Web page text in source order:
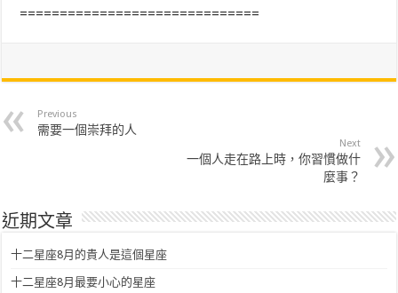
==============================
Previous
需要一個崇拜的人
Next
一個人走在路上時，你習慣做什
麼事？
近期文章
十二星座8月的貴人是這個星座
十二星座8月最要小心的星座